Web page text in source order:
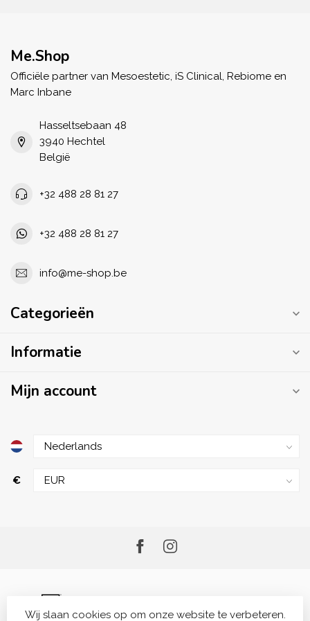
Me.Shop
Officiële partner van Mesoestetic, iS Clinical, Rebiome en
Marc Inbane
Hasseltsebaan 48
3940 Hechtel
België
+32 488 28 81 27
+32 488 28 81 27
info@me-shop.be
Categorieën
Informatie
Mijn account
€
Wij slaan cookies op om onze website te verbeteren.